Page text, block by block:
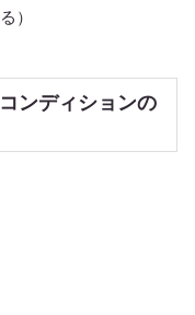
）
ンディションの